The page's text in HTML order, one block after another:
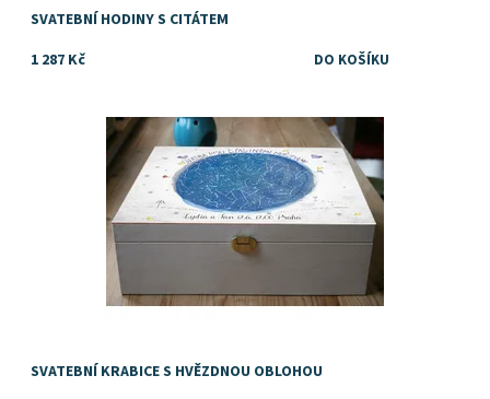
SVATEBNÍ HODINY S CITÁTEM
1 287 Kč
SVATEBNÍ KRABICE S HVĚZDNOU OBLOHOU